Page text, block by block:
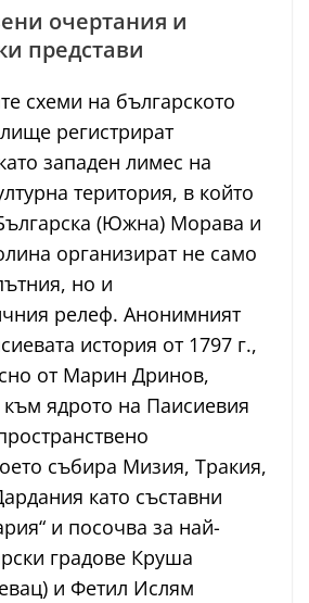
очертания и
представи
схеми на българското
регистрират
западен лимес на
територия, в който
(Южна) Морава и
организират не само
но и
релеф. Анонимният
история от 1797 г.,
от Марин Дринов,
ядрото на Паисиевия
събира Мизия, Тракия,
като съставни
и посочва за най-
градове Круша
и Фетил Ислям